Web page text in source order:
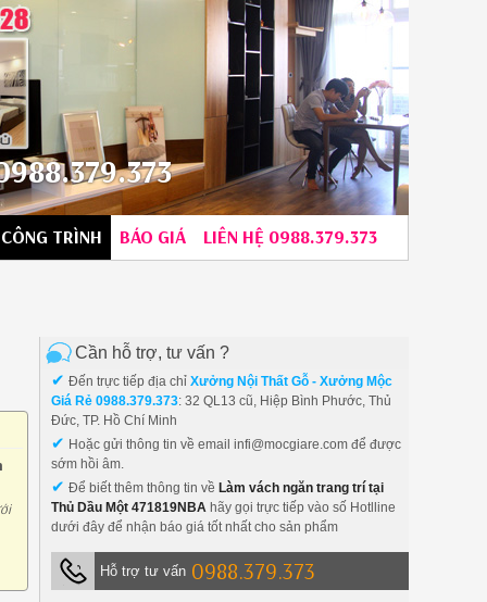
CÔNG TRÌNH BÁO GIÁ LIÊN HỆ 0988.379.373
Cần hỗ trợ, tư vấn ?
✔ Đến trực tiếp địa chỉXưởng Nội Thất Gỗ - Xưởng Mộc
Giá Rẻ 0988.379.373: 32 QL13 cũ, Hiệp Bình Phước, Thủ
Đức, TP. Hồ Chí Minh
✔ Hoặc gửi thông tin về email infi@mocgiare.com để được
sớm hồi âm.
✔ Để biết thêm thông tin về Làm vách ngăn trang trí tại
Thủ Dầu Một 471819NBA hãy gọi trực tiếp vào số Hotlline
dưới đây để nhận báo giá tốt nhất cho sản phẩm
Hỗ trợ tư vấn 0988.379.373